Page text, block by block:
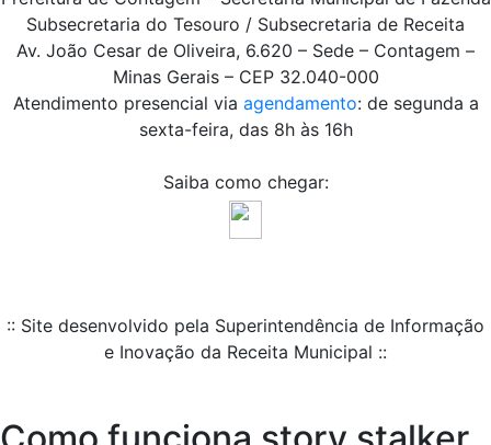
Subsecretaria do Tesouro / Subsecretaria de Receita
Av. João Cesar de Oliveira, 6.620 – Sede – Contagem –
Minas Gerais – CEP 32.040-000
Atendimento presencial via agendamento: de segunda a
sexta-feira, das 8h às 16h
Saiba como chegar:
:: Site desenvolvido pela Superintendência de Informação
e Inovação da Receita Municipal ::